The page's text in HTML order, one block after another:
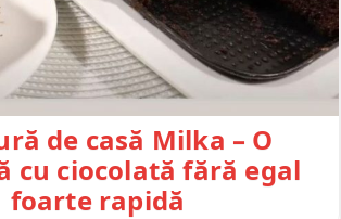
de casă Milka – O
cu ciocolată fără egal
foarte rapidă